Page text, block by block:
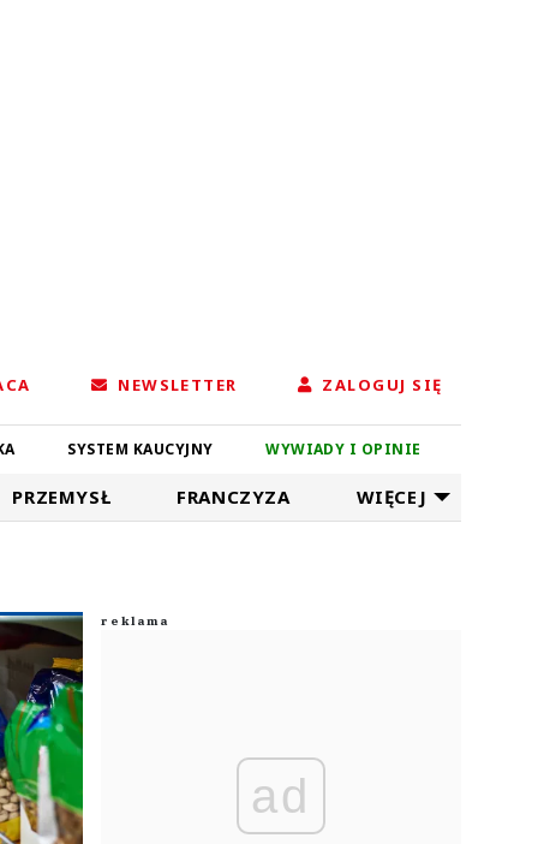
NEWSLETTER ZALOGUJ SIĘ
SYSTEM KAUCYJNY WYWIADY I OPINIE
PRZEMYSŁ FRANCZYZA WIĘCEJ
ad